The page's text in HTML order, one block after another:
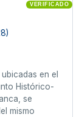
VERIFICADO
en el
Histórico-
se
mismo